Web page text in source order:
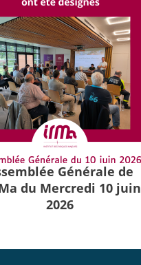
Générale de
du Mercredi 10 juin
2026